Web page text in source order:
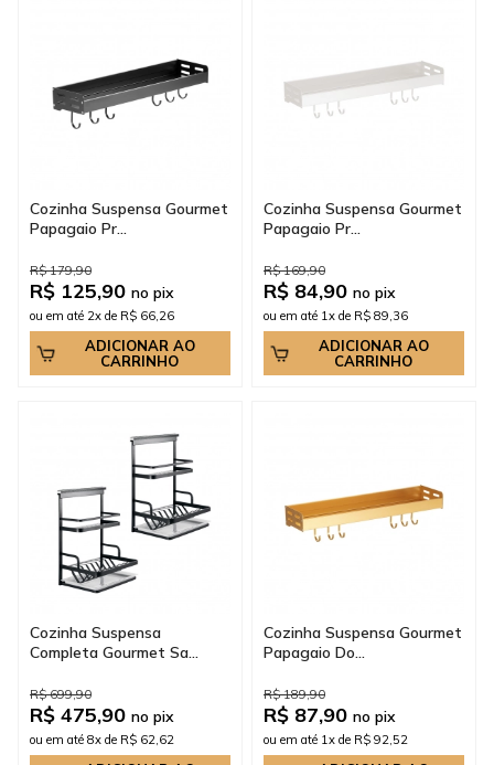
Cozinha Suspensa Gourmet
Papagaio Pr...
R$ 179,90
R$ 125,90 no pix
ou em até 2x de R$ 66,26
ADICIONAR AO
CARRINHO
Cozinha Suspensa Gourmet
Papagaio Pr...
R$ 169,90
R$ 84,90 no pix
ou em até 1x de R$ 89,36
ADICIONAR AO
CARRINHO
Cozinha Suspensa
Completa Gourmet Sa...
R$ 699,90
R$ 475,90 no pix
ou em até 8x de R$ 62,62
Cozinha Suspensa Gourmet
Papagaio Do...
R$ 189,90
R$ 87,90 no pix
ou em até 1x de R$ 92,52